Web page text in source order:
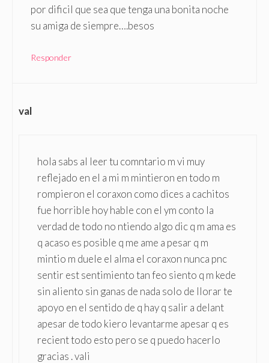
por dificil que sea que tenga una bonita noche
su amiga de siempre….besos
Responder
val
hola sabs al leer tu comntario m vi muy
reflejado en el a mi m mintieron en todo m
rompieron el coraxon como dices a cachitos
fue horrible hoy hable con el ym conto la
verdad de todo no ntiendo algo dic q m ama es
q acaso es posible q me ame a pesar q m
mintio m duele el alma el coraxon nunca pnc
sentir est sentimiento tan feo siento q m kede
sin aliento sin ganas de nada solo de llorar te
apoyo en el sentido de q hay q salir a delant
apesar de todo kiero levantarme apesar q es
recient todo esto pero se q puedo hacerlo
gracias . vali